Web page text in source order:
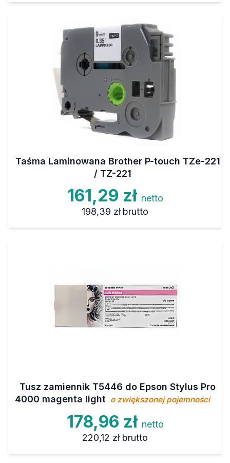
Taśma Laminowana Brother P-touch TZe-221
/ TZ-221
161,29 zł netto
198,39 zł brutto
Tusz zamiennik T5446 do Epson Stylus Pro
4000 magenta light o zwiększonej pojemności
178,96 zł netto
220,12 zł brutto